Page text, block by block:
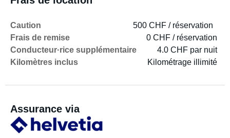
Caution
500 CHF / réservation
Frais de remise
0 CHF / réservation
Conducteur·rice supplémentaire
4.0 CHF par nuit
Kilomètres inclus
Kilométrage illimité
Assurance via